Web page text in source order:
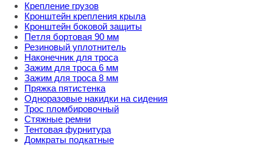
Крепление грузов
Кронштейн крепления крыла
Кронштейн боковой защиты
Петля бортовая 90 мм
Резиновый уплотнитель
Наконечник для троса
Зажим для троса 6 мм
Зажим для троса 8 мм
Пряжка пятистенка
Одноразовые накидки на сидения
Трос пломбировочный
Стяжные ремни
Тентовая фурнитура
Домкраты подкатные